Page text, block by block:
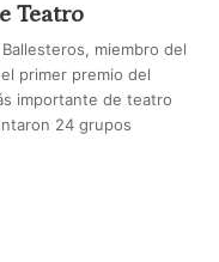
Teatro
miembro del
primer premio del
importante de teatro
24 grupos